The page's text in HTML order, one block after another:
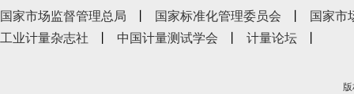
国家市场监督管理总局
丨 国家标准化管理委员会 丨
国家市
工业计量杂志社
丨 中国计量测试学会 丨 计量论坛 丨